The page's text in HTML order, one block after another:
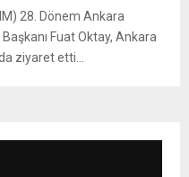
28. Dönem Ankara
Fuat Oktay, Ankara
ziyaret etti...